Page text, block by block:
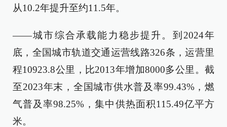
从10.2年提升至约11.5年。
——城市综合承载能力稳步提升。到2024年
底，全国城市轨道交通运营线路326条，运营里
程10923.8公里，比2013年增加8000多公里。截
至2023年末，全国城市供水普及率99.43%，燃
气普及率98.25%，集中供热面积115.49亿平方
米。